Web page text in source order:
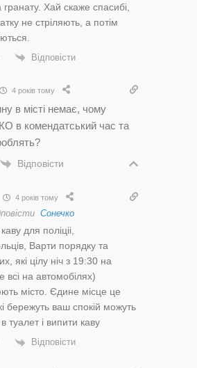
Хай скаже спасибі,
не стріляють, а потім
Відповісти
4 років тому
в місті немає, чому
в комендатський час та
Відповісти
4 років тому
Сонечко
для поліціі,
Варти порядку та
які цілу ніч з 19:30 на
всі на автомобілях)
місто. Єдине місце це
бережуть ваш спокій можуть
туалет і випити каву
Відповісти